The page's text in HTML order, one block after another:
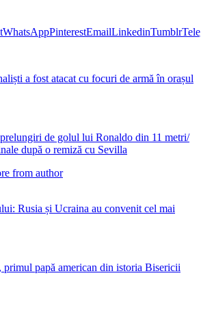
WhatsAppPinterestEmailLinkedinTumblr
a fost atacat cu focuri de armă în orașul
de golul lui Ronaldo din 11 metri/
după o remiză cu Sevilla
from author
Rusia și Ucraina au convenit cel mai
primul papă american din istoria Bisericii